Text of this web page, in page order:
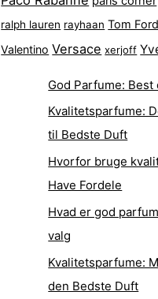
ralph lauren rayhaan Tom Ford
Valentino Versace xerjoff
God Parfume:
Kvalitetsparfume:
til Bedste Duft
Hvorfor bruge
Have Fordele
Hvad er god
valg
Kvalitetsparfume:
den Bedste Duft